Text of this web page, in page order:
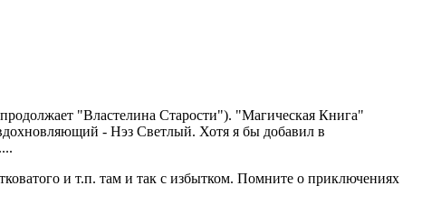
"Властелина Старости"). "Магическая Книга"
- Нэз Светлый. Хотя я бы добавил в
и т.п. там и так с избытком. Помните о приключениях